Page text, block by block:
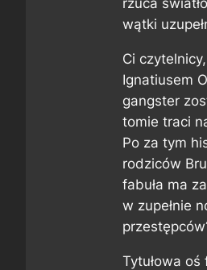
rzuca
wątki
Ci
Ignatiusem
gangster
tomie traci
Po za tym
rodziców
fabuła ma
w zupełnie
Tytułowa